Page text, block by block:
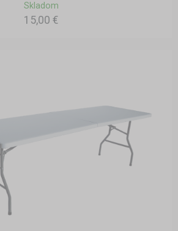
Skladom
15,00 €